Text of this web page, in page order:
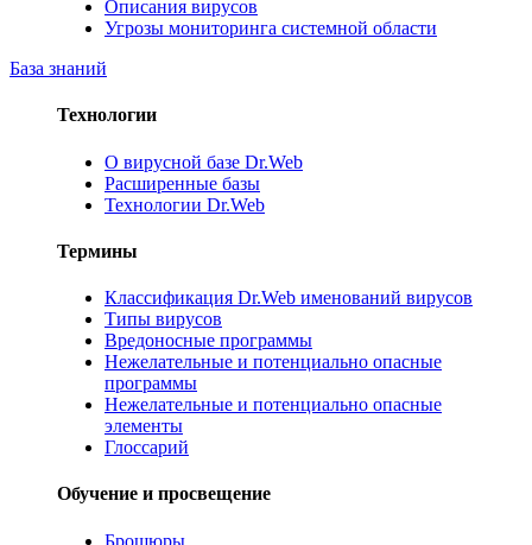
Описания вирусов
Угрозы мониторинга системной области
База знаний
Технологии
О вирусной базе Dr.Web
Расширенные базы
Технологии Dr.Web
Термины
Классификация Dr.Web именований вирусов
Типы вирусов
Вредоносные программы
Нежелательные и потенциально опасные
программы
Нежелательные и потенциально опасные
элементы
Глоссарий
Обучение и просвещение
Брошюры